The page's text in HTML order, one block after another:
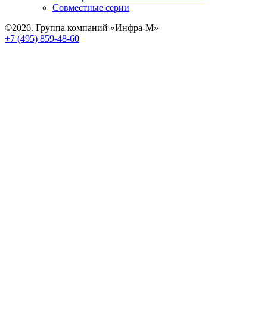
Совместные серии
©2026. Группа компаний «Инфра-М»
+7 (495) 859-48-60